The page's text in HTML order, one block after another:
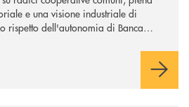
e una visione industriale di
rispetto dell'autonomia di Banca
per la finalizzazione dell’operazione.